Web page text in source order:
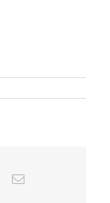
Pinterest
E-